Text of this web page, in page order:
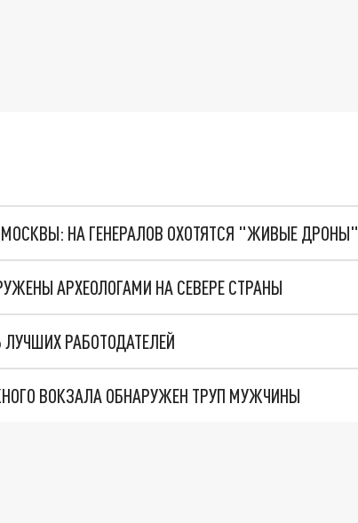
НА ГЕНЕРАЛОВ ОХОТЯТСЯ "ЖИВЫЕ ДРОНЫ"
АРХЕОЛОГАМИ НА СЕВЕРЕ СТРАНЫ
РАБОТОДАТЕЛЕЙ
ВОКЗАЛА ОБНАРУЖЕН ТРУП МУЖЧИНЫ